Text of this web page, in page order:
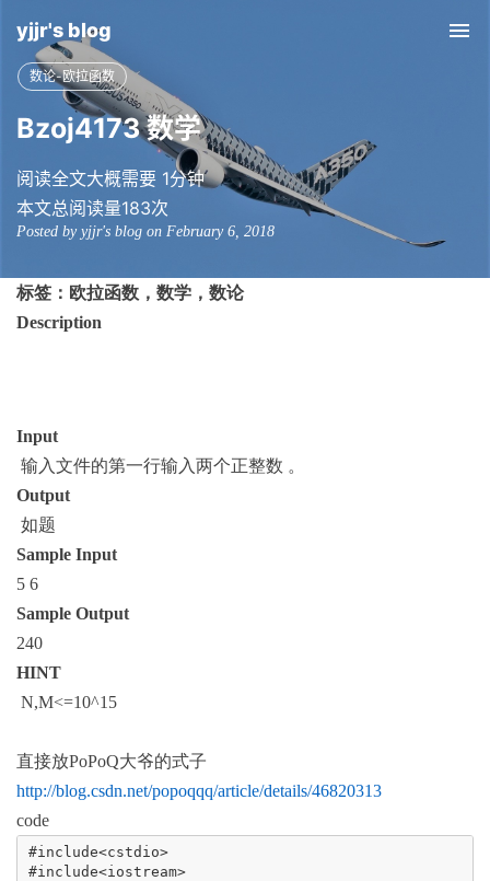
yjjr's blog
数论-欧拉函数
Bzoj4173 数学
阅读全文大概需要 1分钟
本文总阅读量183次
Posted by yjjr's blog on February 6, 2018
标签：欧拉函数，数学，数论
Description
Input
输入文件的第一行输入两个正整数 。
Output
如题
Sample Input
5 6
Sample Output
240
HINT
N,M<=10^15
直接放PoPoQ大爷的式子
http://blog.csdn.net/popoqqq/article/details/46820313
code
#include<cstdio>
#include<iostream>